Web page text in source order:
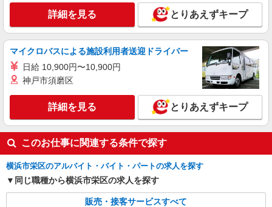
詳細を見る とりあえずキープ
マイクロバスによる施設利用者送迎ドライバー
日給 10,900円〜10,900円
神戸市須磨区
詳細を見る とりあえずキープ
このお仕事に関連する条件で探す
横浜市栄区のアルバイト・バイト・パートの求人を探す
同じ職種から横浜市栄区の求人を探す
販売・接客サービスすべて